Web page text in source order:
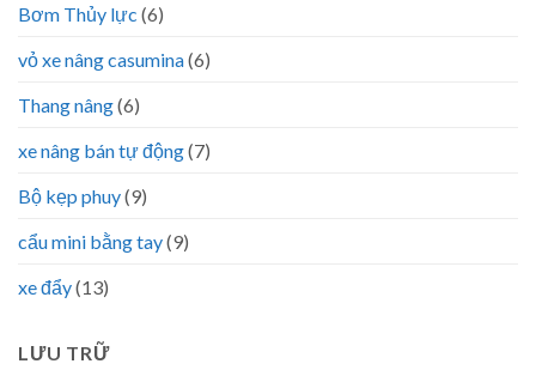
Bơm Thủy lực (6)
vỏ xe nâng casumina(6)
Thang nâng(6)
xe nâng bán tự động(7)
Bộ kẹp phuy(9)
cẩu mini bằng tay(9)
xe đẩy(13)
LƯU TRỮ